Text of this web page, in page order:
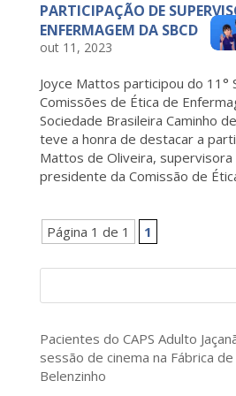
PARTICIPAÇÃO DE
ENFERMAGEM DA SBCD
out 11, 2023
Joyce Mattos participou do 11°
Comissões de Ética de
Sociedade Brasileira Caminho
teve a honra de destacar a
Mattos de Oliveira,
presidente da Comissão de
Página 1 de 1 1
Pacientes do CAPS Adulto
sessão de cinema na Fábrica
Belenzinho